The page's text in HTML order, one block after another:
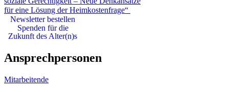
für eine Lösung der Heimkostenfrage“
Newsletter bestellen
Spenden für die
Zukunft des Alter(n)s
Ansprechpersonen
Mitarbeitende